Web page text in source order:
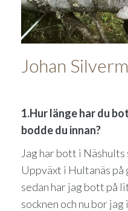
Johan
1.Hur länge har du
bodde du innan?
Jag har bott i
Uppväxt i Hultanäs
sedan har jag bott på
socknen och nu bor